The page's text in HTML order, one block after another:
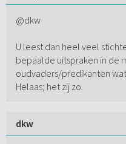
@dkw
U leest dan heel veel
bepaalde uitspraken in de
oudvaders/predikanten
Helaas; het zij zo.
dkw